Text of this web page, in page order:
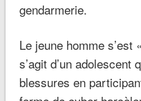
gendarmerie.
Le jeune homme s’est
s’agit d’un
blessures en